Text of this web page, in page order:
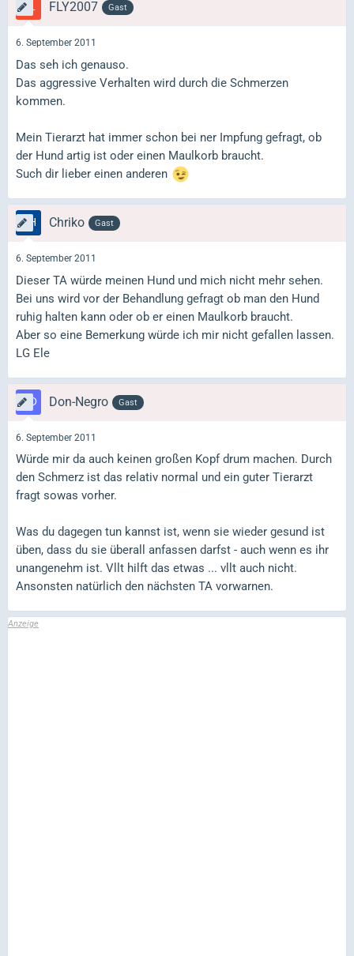
FLY2007 Gast
6. September 2011
Das seh ich genauso.
Das aggressive Verhalten wird durch die Schmerzen
kommen.
Mein Tierarzt hat immer schon bei ner Impfung gefragt, ob
der Hund artig ist oder einen Maulkorb braucht.
Such dir lieber einen anderen
Chriko Gast
6. September 2011
Dieser TA würde meinen Hund und mich nicht mehr sehen.
Bei uns wird vor der Behandlung gefragt ob man den Hund
ruhig halten kann oder ob er einen Maulkorb braucht.
Aber so eine Bemerkung würde ich mir nicht gefallen lassen.
LG Ele
Don-Negro Gast
6. September 2011
Würde mir da auch keinen großen Kopf drum machen. Durch
den Schmerz ist das relativ normal und ein guter Tierarzt
fragt sowas vorher.
Was du dagegen tun kannst ist, wenn sie wieder gesund ist
üben, dass du sie überall anfassen darfst - auch wenn es ihr
unangenehm ist. Vllt hilft das etwas ... vllt auch nicht.
Ansonsten natürlich den nächsten TA vorwarnen.